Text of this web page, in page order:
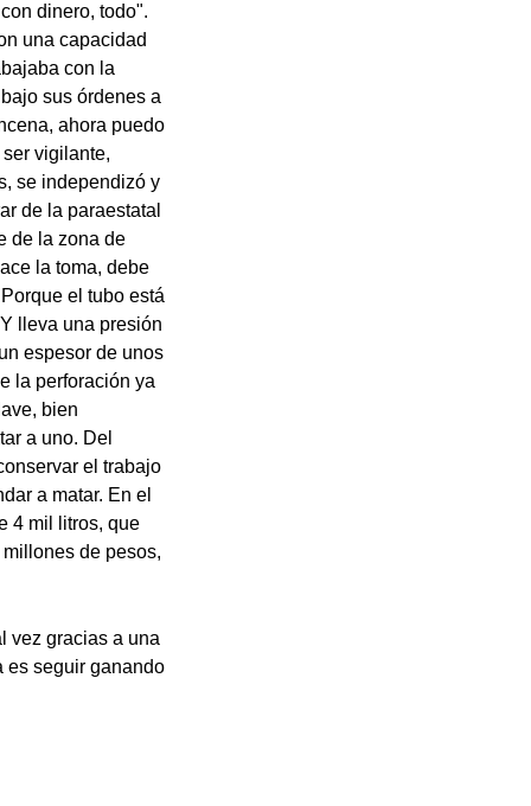
dinero, todo".
una capacidad
con la
sus órdenes a
ahora puedo
vigilante,
se independizó y
de la paraestatal
de la zona de
la toma, debe
el tubo está
lleva una presión
espesor de unos
la perforación ya
bien
a uno. Del
el trabajo
a matar. En el
4 mil litros, que
de pesos,
vez gracias a una
es seguir ganando